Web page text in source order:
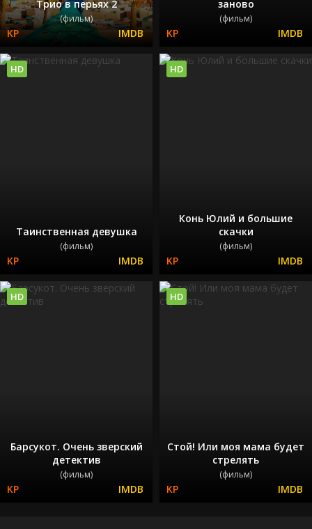
Трио в перьях 2
(фильм)
заново
(фильм)
Таинственная девушка
(фильм)
HD
Конь Юлий и большие
скачки
(фильм)
HD
Барсукот. Очень зверский
детектив
(фильм)
HD
Стой! Или моя мама будет
стрелять
(фильм)
HD